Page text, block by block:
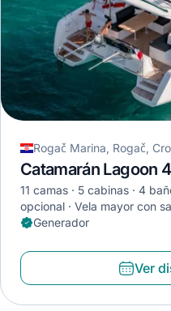
Rogač Marina, Rogač,
Catamarán Lagoon
11 camas 5 cabinas 4
opcional
Vela mayor con
Generador
Ver